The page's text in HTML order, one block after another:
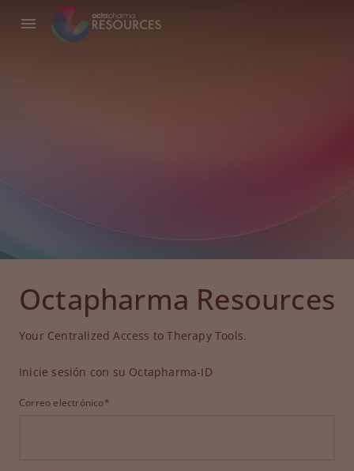
Octapharma Resources
Your Centralized Access to Therapy Tools.
Inicie sesión con su Octapharma-ID
Correo electrónico*